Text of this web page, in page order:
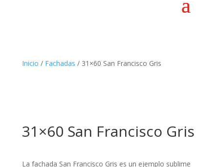
Inicio / Fachadas / 31×60 San Francisco Gris
31×60 San Francisco Gris
La fachada San Francisco Gris es un ejemplo sublime